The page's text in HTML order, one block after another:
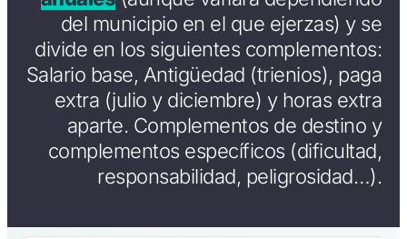
del municipio en el que ejerzas) y se
divide en los siguientes complementos:
Salario base, Antigüedad (trienios), paga
extra (julio y diciembre) y horas extra
aparte. Complementos de destino y
complementos específicos (dificultad,
responsabilidad, peligrosidad…).